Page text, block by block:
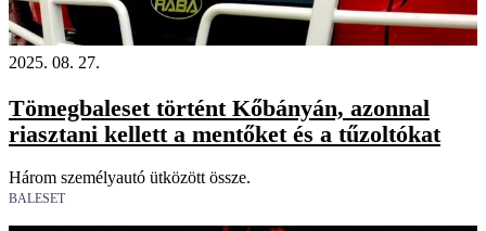
2025. 08. 27.
Tömegbaleset történt Kőbányán, azonnal
riasztani kellett a mentőket és a tűzoltókat
Három személyautó ütközött össze.
BALESET